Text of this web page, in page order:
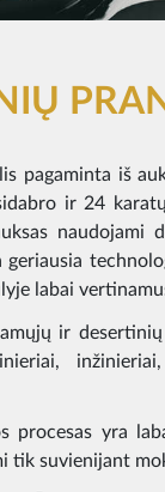
pagaminta iš
ir 24
naudojami
geriausia
labai
ir
procesas yra
tik suvienijant